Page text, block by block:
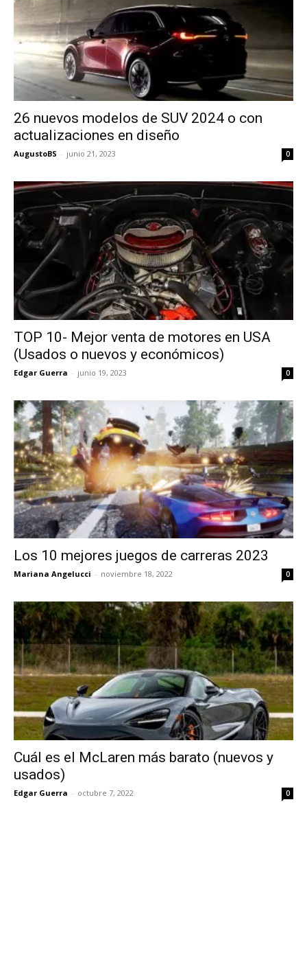
26 nuevos modelos de SUV 2024 o con
actualizaciones en diseño
AugustoBS - junio 21, 2023 0
TOP 10- Mejor venta de motores en USA
(Usados o nuevos y económicos)
Edgar Guerra - junio 19, 2023 0
Los 10 mejores juegos de carreras 2023
Mariana Angelucci - noviembre 18, 2022 0
Cuál es el McLaren más barato (nuevos y
usados)
Edgar Guerra - octubre 7, 2022 0